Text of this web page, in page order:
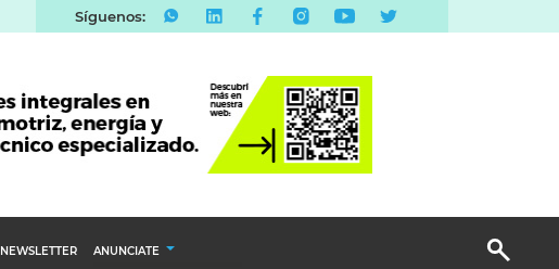
Síguenos:
NEWSLETTER ANUNCIATE